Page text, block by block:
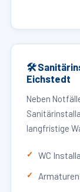
🛠
Eichstedt
Neben
langfristige
WC